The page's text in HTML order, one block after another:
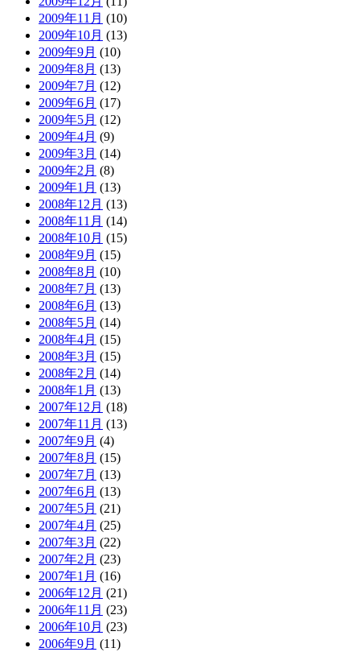
2009年11月 (10)
2009年10月 (13)
2009年9月 (10)
2009年8月 (13)
2009年7月 (12)
2009年6月 (17)
2009年5月 (12)
2009年4月 (9)
2009年3月 (14)
2009年2月 (8)
2009年1月 (13)
2008年12月 (13)
2008年11月 (14)
2008年10月 (15)
2008年9月 (15)
2008年8月 (10)
2008年7月 (13)
2008年6月 (13)
2008年5月 (14)
2008年4月 (15)
2008年3月 (15)
2008年2月 (14)
2008年1月 (13)
2007年12月 (18)
2007年11月 (13)
2007年9月 (4)
2007年8月 (15)
2007年7月 (13)
2007年6月 (13)
2007年5月 (21)
2007年4月 (25)
2007年3月 (22)
2007年2月 (23)
2007年1月 (16)
2006年12月 (21)
2006年11月 (23)
2006年10月 (23)
2006年9月 (11)